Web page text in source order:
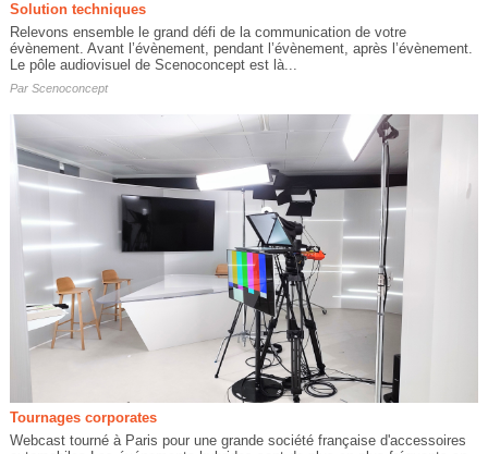
Solution techniques
Relevons ensemble le grand défi de la communication de votre
évènement. Avant l’évènement, pendant l’évènement, après l’évènement.
Le pôle audiovisuel de Scenoconcept est là...
Par Scenoconcept
Tournages corporates
Webcast tourné à Paris pour une grande société française d'accessoires